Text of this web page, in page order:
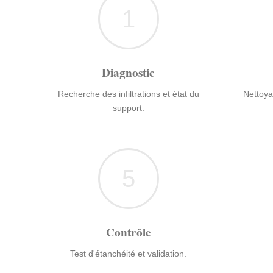
1
Diagnostic
Recherche des infiltrations et état du
support.
5
Contrôle
Test d'étanchéité et validation.